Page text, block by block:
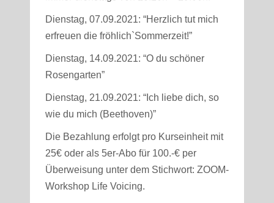
Dienstag, 07.09.2021: “Herzlich tut mich
erfreuen die fröhlich`Sommerzeit!”
Dienstag, 14.09.2021: “O du schöner
Rosengarten”
Dienstag, 21.09.2021: “Ich liebe dich, so
wie du mich (Beethoven)”
Die Bezahlung erfolgt pro Kurseinheit mit
25€ oder als 5er-Abo für 100.-€ per
Überweisung unter dem Stichwort: ZOOM-
Workshop Life Voicing.